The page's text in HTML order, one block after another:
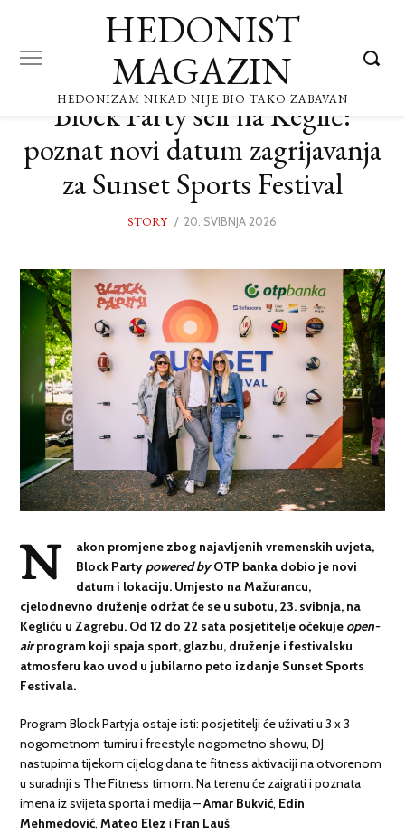
HEDONIST
MAGAZIN
HEDONIZAM NIKAD NIJE BIO TAKO ZABAVAN
Block Party seli na Keglić:
poznat novi datum zagrijavanja
za Sunset Sports Festival
STORY
POSTED
20. SVIBNJA 2026.
N
akon promjene zbog najavljenih vremenskih uvjeta,
Block Party powered byOTP banka dobio je novi
datum i lokaciju. Umjesto na Mažurancu,
cjelodnevno druženje održat će se u subotu, 23. svibnja, na
Kegliću u Zagrebu. Od 12 do 22 sata posjetitelje očekuje open-
airprogram koji spaja sport, glazbu, druženje i festivalsku
atmosferu kao uvod u jubilarno peto izdanje Sunset Sports
Festivala.
Program Block Partyja ostaje isti: posjetitelji će uživati u 3 x 3
nogometnom turniru i freestyle nogometno showu, DJ
nastupima tijekom cijelog dana te fitness aktivaciji na otvorenom
u suradnji s The Fitness timom. Na terenu će zaigrati i poznata
imena iz svijeta sporta i medija –Amar Bukvić, Edin
Mehmedović,Mateo Elez i Fran Lauš.